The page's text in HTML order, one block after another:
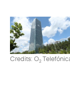
Credits: O2